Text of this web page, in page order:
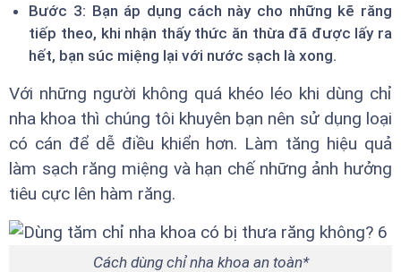
Bước 3: Bạn áp dụng cách này cho những kẽ răng
tiếp theo, khi nhận thấy thức ăn thừa đã được lấy ra
hết, bạn súc miệng lại với nước sạch là xong.
Với những người không quá khéo léo khi dùng chỉ
nha khoa thì chúng tôi khuyên bạn nên sử dụng loại
có cán để dễ điều khiển hơn. Làm tăng hiệu quả
làm sạch răng miệng và hạn chế những ảnh hưởng
tiêu cực lên hàm răng.
Cách dùng chỉ nha khoa an toàn*